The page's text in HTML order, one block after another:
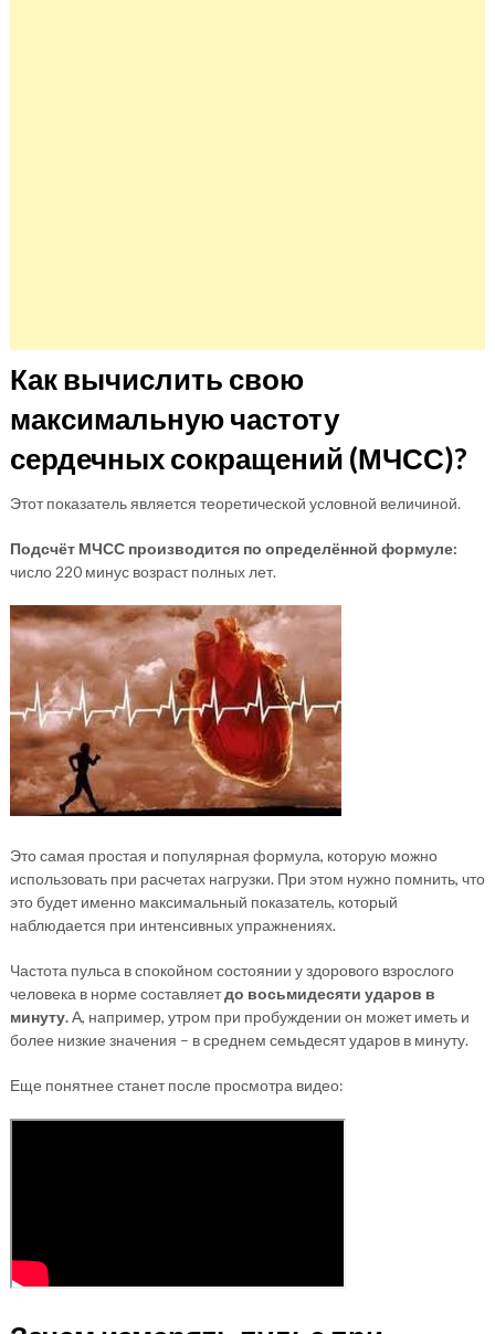
Как вычислить свою
максимальную частоту
сердечных сокращений (МЧСС)?
Этот показатель является теоретической условной величиной.
Подсчёт МЧСС производится по определённой формуле:
число 220 минус возраст полных лет.
Это самая простая и популярная формула, которую можно
использовать при расчетах нагрузки. При этом нужно помнить, что
это будет именно максимальный показатель, который
наблюдается при интенсивных упражнениях.
Частота пульса в спокойном состоянии у здорового взрослого
человека в норме составляетдо восьмидесяти ударов в
минуту.А, например, утром при пробуждении он может иметь и
более низкие значения – в среднем семьдесят ударов в минуту.
Еще понятнее станет после просмотра видео: